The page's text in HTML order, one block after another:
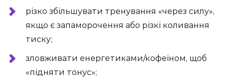
різко збільшувати тренування «через силу»,
якщо є запаморочення або різкі коливання
тиску;
зловживати енергетиками/кофеїном, щоб
«підняти тонус»;